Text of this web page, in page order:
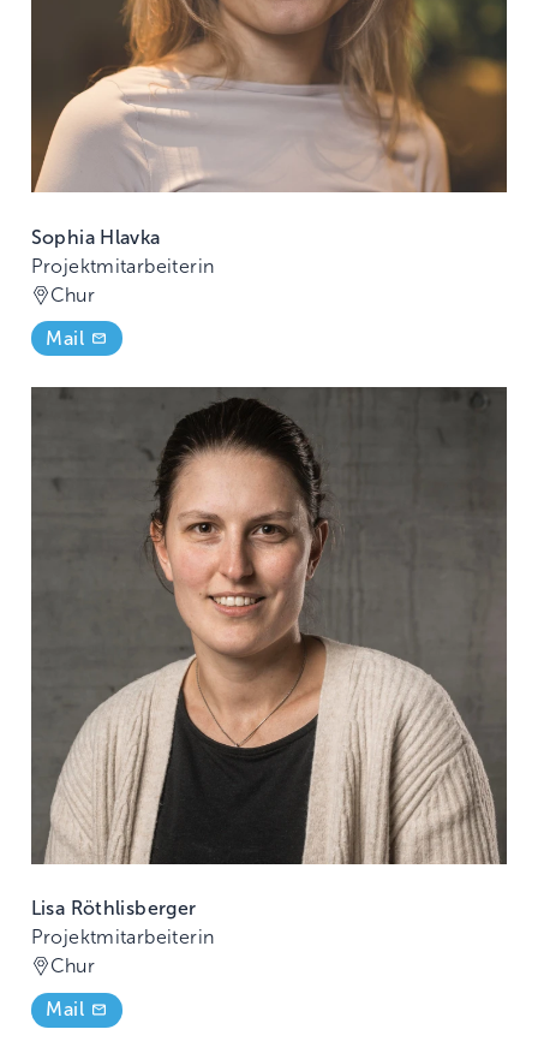
Sophia Hlavka
Projektmitarbeiterin
Chur
Mail
Lisa Röthlisberger
Projektmitarbeiterin
Chur
Mail